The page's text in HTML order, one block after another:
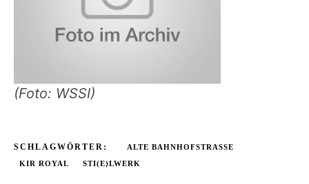
(Foto: WSSI)
SCHLAGWÖRTER:
ALTE BAHNHOFSTRASSE
KIR ROYAL
STI(E)LWERK